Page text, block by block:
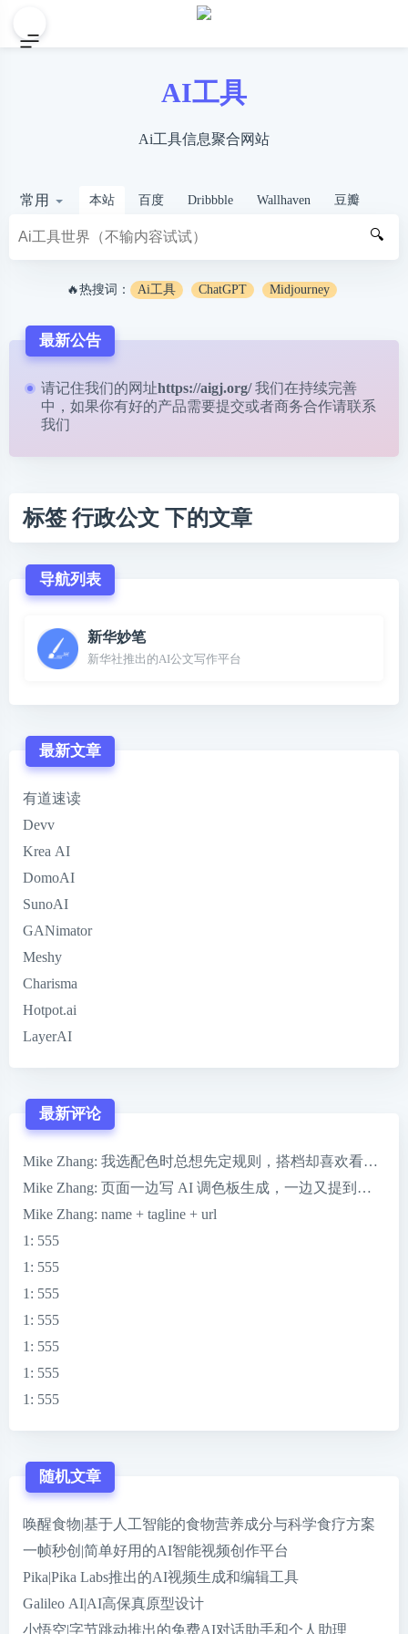
AI工具
Ai工具信息聚合网站
常用 本站 百度 Dribbble Wallhaven 豆瓣
🔍
🔥热搜词： Ai工具 ChatGPT Midjourney
最新公告
请记住我们的网址https://aigj.org/ 我们在持续完善
中，如果你有好的产品需要提交或者商务合作请联系
我们
标签 行政公文 下的文章
导航列表
新华妙笔
新华社推出的AI公文写作平台
最新文章
有道速读
Devv
Krea AI
DomoAI
SunoAI
GANimator
Meshy
Charisma
Hotpot.ai
LayerAI
最新评论
Mike Zhang: 我选配色时总想先定规则，搭档却喜欢看到
Mike Zhang: 页面一边写 AI 调色板生成，一边又提到一键完
Mike Zhang: name + tagline + url
1 : 555
1 : 555
1 : 555
1 : 555
1 : 555
1 : 555
1 : 555
随机文章
唤醒食物|基于人工智能的食物营养成分与科学食疗方案
一帧秒创|简单好用的AI智能视频创作平台
Pika|Pika Labs推出的AI视频生成和编辑工具
Galileo AI|AI高保真原型设计
小悟空|字节跳动推出的免费AI对话助手和个人助理